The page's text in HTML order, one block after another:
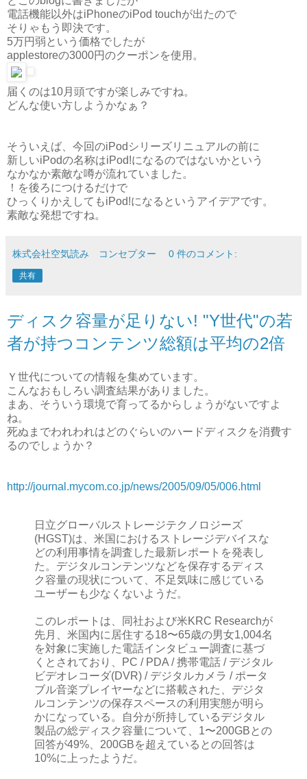
電話機能以外はiPhoneのiPod touchが出たので
そりゃもう即決です。
5万円弱という価格でしたが
applestoreの3000円のクーポンを使用。
届くのは10月頭ですが楽しみですね。
どんな使い方しようかなぁ？
そういえば、今回のiPodシリーズリニュアルの前に
新しいiPodの名称はiPod!になるのではないかという
なかなか素敵な噂が流れていました。
！を後ろにつけるだけで
ひっくりかえしてもiPod!になるというアイデアです。
素敵な発想ですね。
株式会社空気読み コンセプター 0 件のコメント:
共有
ディスク容量が足りない! "Y世代"の若
者が持つコンテンツ総額は平均の2倍
Ｙ世代についての情報を集めています。
こんなおもしろい調査結果がありました。
まあ、そういう環境で育ってるからしょうがないですよ
ね。
死ぬまでわれわれはどのぐらいのハードディスクを消費す
るのでしょうか？
http://journal.mycom.co.jp/news/2005/09/05/006.html
日立グローバルストレージテクノロジーズ
(HGST)は、米国におけるストレージデバイスな
どの利用事情を調査した最新レポートを発表し
た。デジタルコンテンツなどを保存するディス
ク容量の現状について、不足気味に感じている
ユーザーも少なくないようだ。
このレポートは、同社および米KRC Researchが
先月、米国内に居住する18〜65歳の男女1,004名
を対象に実施した電話インタビュー調査に基づ
くとされており、PC / PDA / 携帯電話 / デジタル
ビデオレコーダ(DVR) / デジタルカメラ / ポータ
ブル音楽プレイヤーなどに搭載された、デジタ
ルコンテンツの保存スペースの利用実態が明ら
かになっている。自分が所持しているデジタル
製品の総ディスク容量について、1〜200GBとの
回答が49%、200GBを超えているとの回答は
10%に上ったようだ。